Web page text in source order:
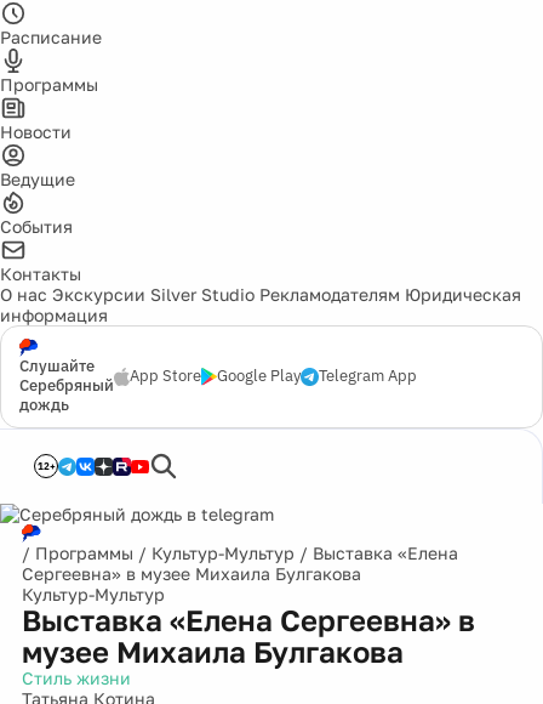
Расписание
Программы
Новости
Ведущие
События
Контакты
О нас Экскурсии Silver Studio Рекламодателям Юридическая
информация
Слушайте
Серебряный
дождь
App Store Google Play Telegram App
12+
/ Программы / Культур-Мультур / Выставка «Елена
Сергеевна» в музее Михаила Булгакова
Культур-Мультур
Выставка «Елена Сергеевна» в
музее Михаила Булгакова
Стиль жизни
Татьяна Котина